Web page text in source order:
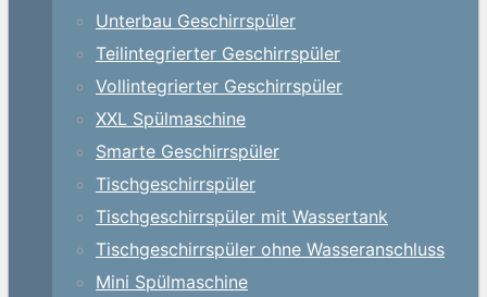
Unterbau Geschirrspüler
Teilintegrierter Geschirrspüler
Vollintegrierter Geschirrspüler
XXL Spülmaschine
Smarte Geschirrspüler
Tischgeschirrspüler
Tischgeschirrspüler mit Wassertank
Tischgeschirrspüler ohne Wasseranschluss
Mini Spülmaschine